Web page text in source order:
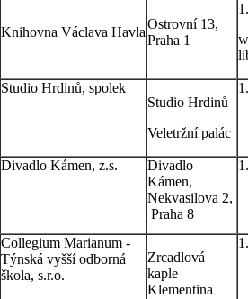
Knihovna Václava Havla
Ostrovní 13,
Praha 1
Studio Hrdinů, spolek
Studio Hrdinů
Veletržní palác
Divadlo Kámen, z.s.
Divadlo
Kámen,
Nekvasilova 2,
Praha 8
Collegium Marianum -
Týnská vyšší odborná
škola, s.r.o.
Zrcadlová
kaple
Klementina